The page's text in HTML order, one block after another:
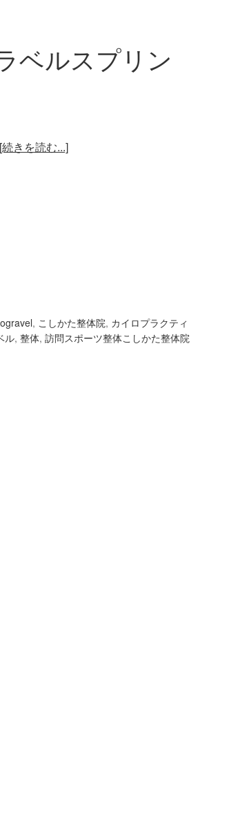
ベルスプリン
[続きを読む...]
, こしかた整体院, カイロプラクティ
ル, 整体, 訪問スポーツ整体こしかた整体院